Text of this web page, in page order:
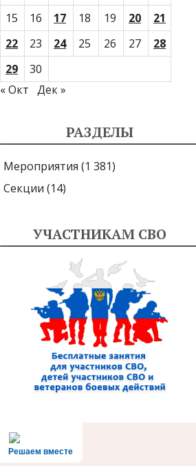
15
16 17 18 19 20
21
22
23 24 25 26 27
28
29
30
« Окт Дек »
РАЗДЕЛЫ
Мероприятия (1 381)
Секции (14)
УЧАСТНИКАМ СВО
Решаем вместе